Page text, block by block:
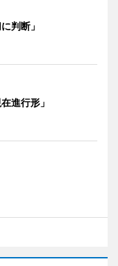
判断」
進行形」